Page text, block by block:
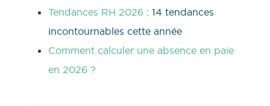
Tendances RH 2026 : 14 tendances
incontournables cette année
Comment calculer une absence en paie
en 2026 ?